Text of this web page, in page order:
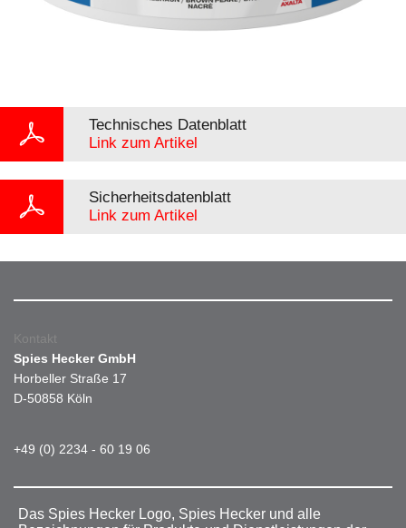
Technisches Datenblatt
Link zum Artikel
Sicherheitsdatenblatt
Link zum Artikel
Kontakt
Spies Hecker GmbH
Horbeller Straße 17
D-50858 Köln
+49 (0) 2234 - 60 19 06
Das Spies Hecker Logo, Spies Hecker und alle